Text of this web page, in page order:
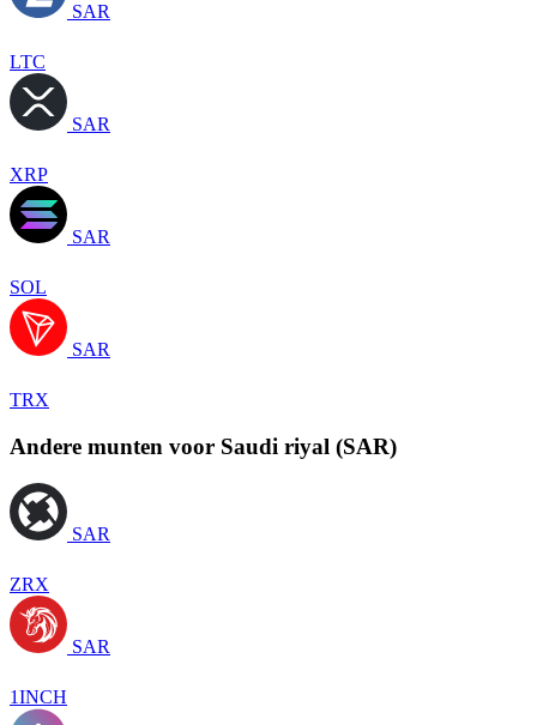
SAR
LTC
SAR
XRP
SAR
SOL
SAR
TRX
Andere munten voor Saudi riyal (SAR)
SAR
ZRX
SAR
1INCH